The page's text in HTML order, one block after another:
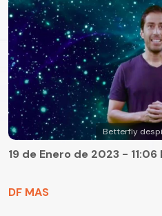
Betterfly
DF MAS
19 de Enero de 2023 - 11:06